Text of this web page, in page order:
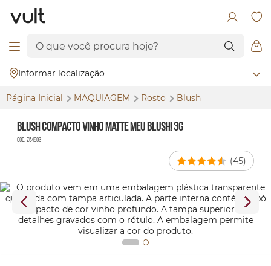
Informar localização
Página Inicial MAQUIAGEM Rosto Blush
Blush Compacto Vinho Matte Meu Blush! 3g
Cód. Z54903
(45)